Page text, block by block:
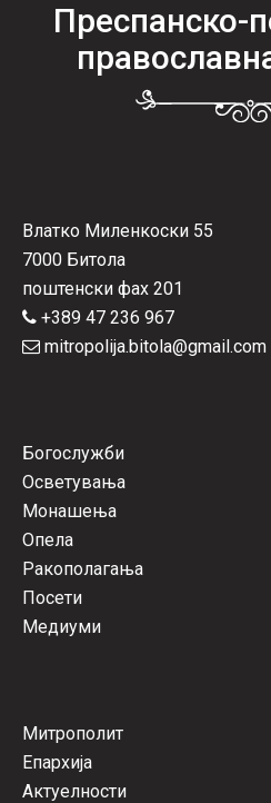
Преспанско-
Влатко Миленкоски 55
7000 Битола
поштенски фах 201
+389 47 236 967
mitropolija.bitola@gmail.com
Богослужби
Осветувања
Монашења
Опела
Ракополагања
Посети
Медиуми
Митрополит
Епархија
Актуелности